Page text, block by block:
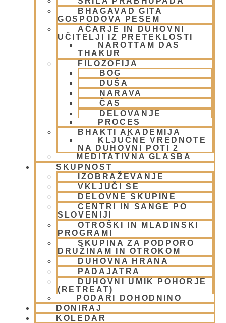
BHAGAVAD GITA
GOSPODOVA PESEM
AČARJE IN DUHOVNI
UČITELJI IZ PRETEKLOSTI
NAROTTAM DAS
THAKUR
FILOZOFIJA
BOG
DUŠA
NARAVA
ČAS
DELOVANJE
PROCES
BHAKTI AKADEMIJA
KLJUČNE VREDNOTE
NA DUHOVNI POTI 2
MEDITATIVNA GLASBA
SKUPNOST
IZOBRAŽEVANJE
VKLJUČI SE
DELOVNE SKUPINE
CENTRI IN SANGE PO
SLOVENIJI
OTROŠKI IN MLADINSKI
PROGRAMI
SKUPINA ZA PODPORO
DRUŽINAM IN OTROKOM
DUHOVNA HRANA
PADAJATRA
DUHOVNI UMIK POHORJE
(RETREAT)
PODARI DOHODNINO
DONIRAJ
KOLEDAR
več info na spodnji povezavi
NEDELJSKO SREČANJE
Dvorana – Center Hare Krišna v Ljubljani
Slovenia
+ Google Zemljevidi
Poglej Prizorišče spletno stran
DODAJ V KOLEDAR